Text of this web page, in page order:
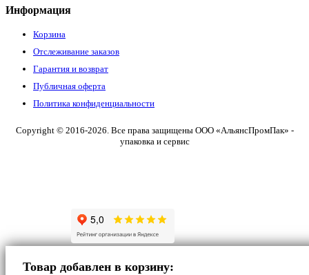
Информация
Корзина
Отслеживание заказов
Гарантия и возврат
Публичная оферта
Политика конфиденциальности
Copyright © 2016-2026. Все права защищены ООО «АльянсПромПак» -
упаковка и сервис
Товар добавлен в корзину: